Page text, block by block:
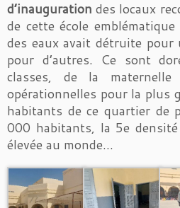
d’inauguration des locaux
de cette école
des eaux avait détruite pour
pour d’autres. Ce sont
classes, de la
opérationnelles pour la plus
habitants de ce quartier de
000 habitants, la 5e
élevée au monde…